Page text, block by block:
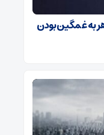
به غمگین بودن